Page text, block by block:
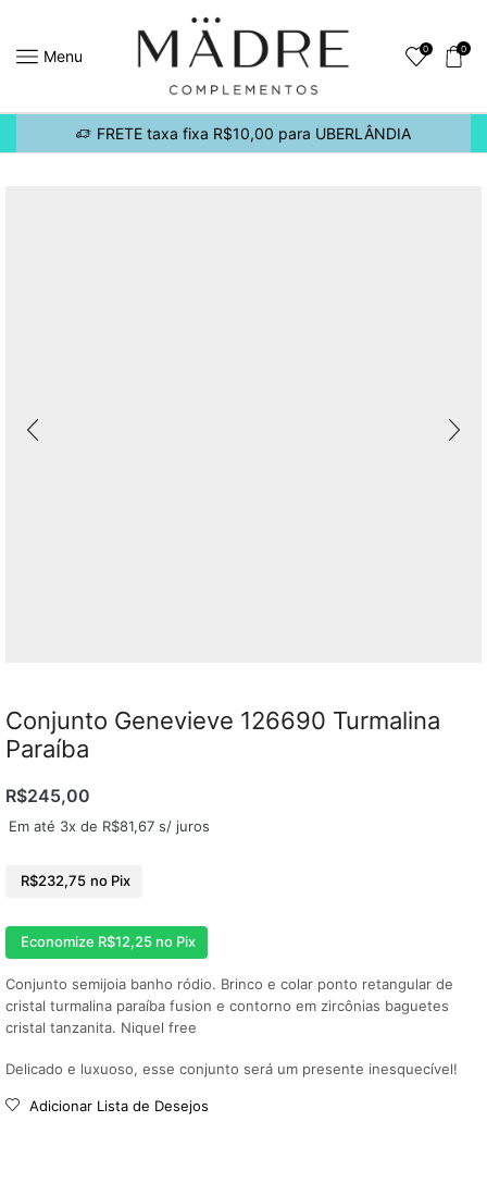
Menu 0 0
FRETE taxa fixa R$10,00 para UBERLÂNDIA
Conjunto Genevieve 126690 Turmalina
Paraíba
R$245,00
Em até 3x de R$81,67 s/ juros
R$232,75 no Pix
Economize R$12,25 no Pix
Conjunto semijoia banho ródio. Brinco e colar ponto retangular de
cristal turmalina paraíba fusion e contorno em zircônias baguetes
cristal tanzanita. Niquel free
Delicado e luxuoso, esse conjunto será um presente inesquecível!
Adicionar Lista de Desejos